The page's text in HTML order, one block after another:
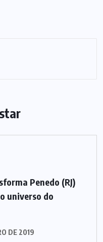
Penedo (RJ)
universo do
DE 2019